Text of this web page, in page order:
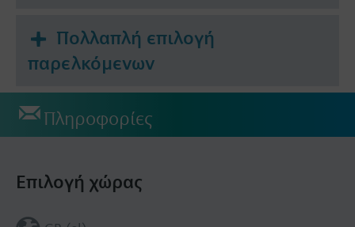
Πολλαπλή επιλογή
παρελκόμενων
Πληροφορίες
Επιλογή χώρας